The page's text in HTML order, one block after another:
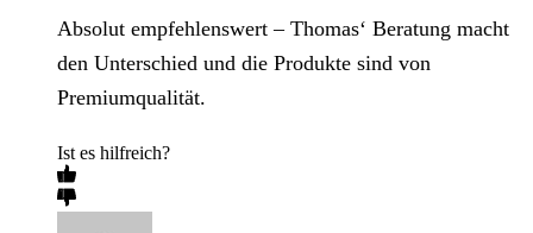
Absolut empfehlenswert – Thomas‘ Beratung macht
den Unterschied und die Produkte sind von
Premiumqualität.
Ist es hilfreich?